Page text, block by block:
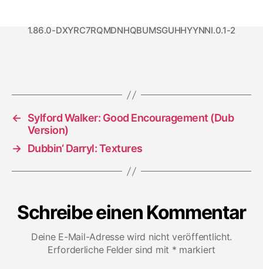
&
Cultural
1.86.0-DXYRC7RQMDNHQBUMSGUHHYYNNI.0.1-2
←
Sylford Walker: Good Encouragement (Dub
Version)
→ Dubbin‘ Darryl: Textures
Schreibe einen Kommentar
Deine E-Mail-Adresse wird nicht veröffentlicht.
Erforderliche Felder sind mit * markiert